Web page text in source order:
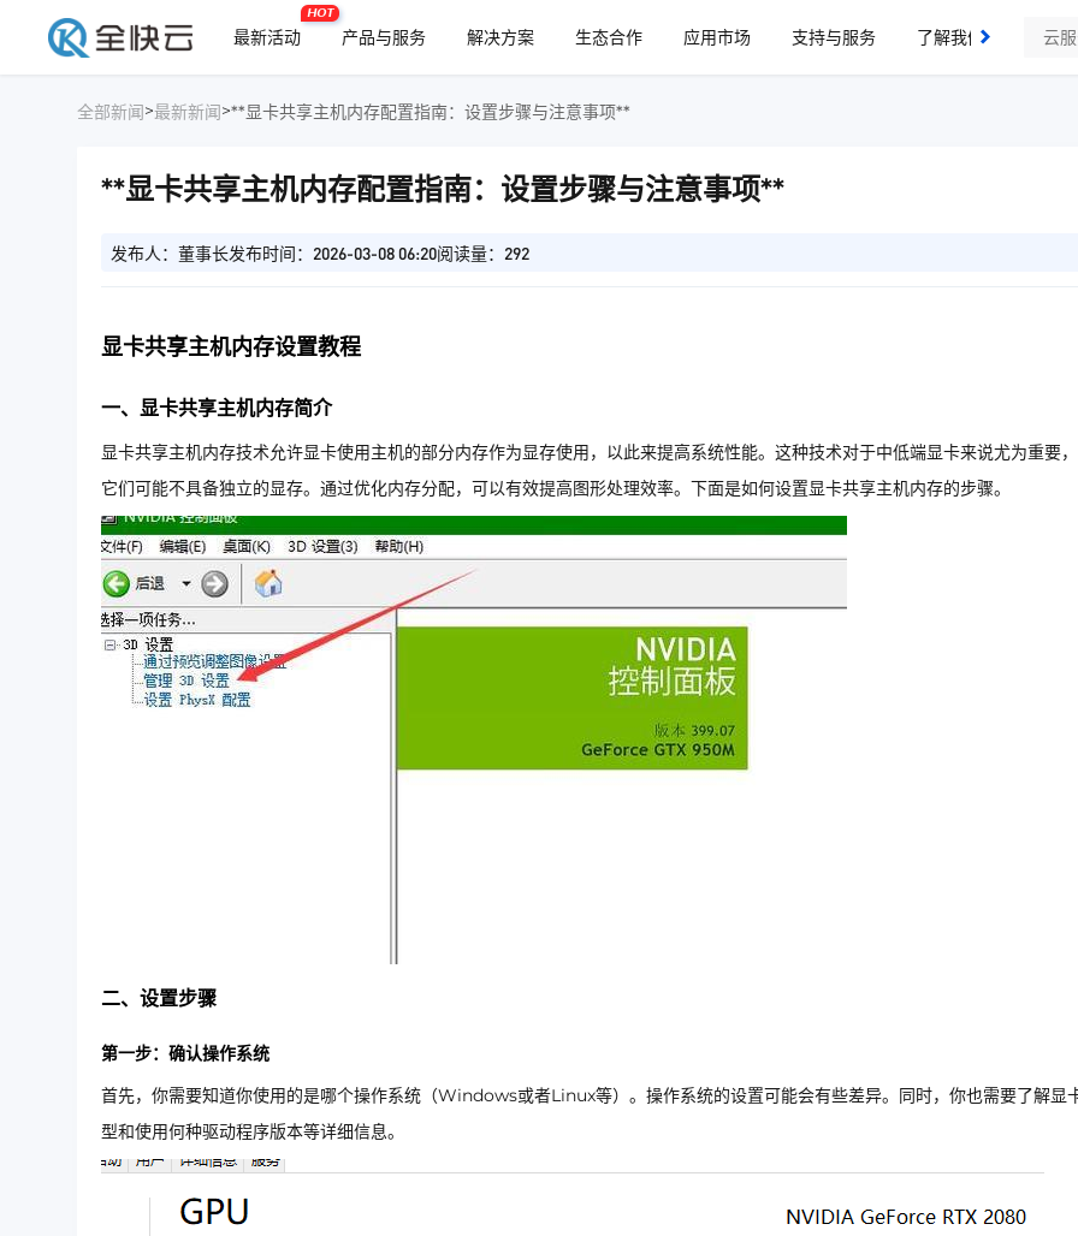
最新活动
HOT
产品与服务 解决方案 生态合作 应用市场 支持与服务 了解我们
全部新闻>最新新闻>**显卡共享主机内存配置指南：设置步骤与注意事项**
**显卡共享主机内存配置指南：设置步骤与注意事项**
发布人：董事长发布时间：2026-03-08 06:20阅读量：292
显卡共享主机内存设置教程
一、显卡共享主机内存简介
显卡共享主机内存技术允许显卡使用主机的部分内存作为显存使用，以此来提高系统性能。这种技术对于中低端显卡来说尤为重要
它们可能不具备独立的显存。通过优化内存分配，可以有效提高图形处理效率。下面是如何设置显卡共享主机内存的步骤。
二、设置步骤
第一步：确认操作系统
首先，你需要知道你使用的是哪个操作系统（Windows或者Linux等）。操作系统的设置可能会有些差异。同时，你也需要了解显
型和使用何种驱动程序版本等详细信息。